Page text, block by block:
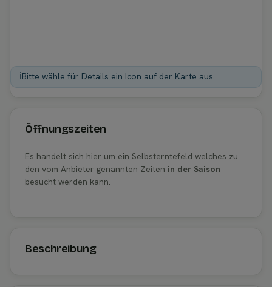
ℹ️Bitte wähle für Details ein Icon auf der Karte aus.
Öffnungszeiten
Es handelt sich hier um ein Selbsterntefeld welches zu
den vom Anbieter genannten Zeiten in der Saison
besucht werden kann.
Beschreibung